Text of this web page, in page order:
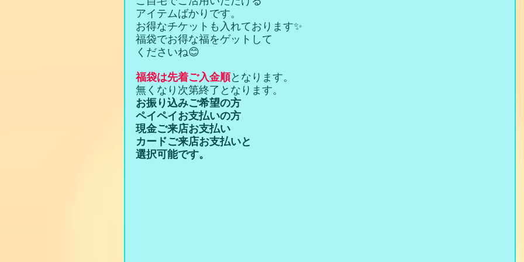
アイテムばかりです。
お得なチケットも入れております✨
福袋でお得な福をゲットして
くださいね😊
福袋は先着ご入金順となります。
無くなり次第終了となります。
お振り込みご希望の方
ペイペイお支払いの方
現金ご来店お支払い
カードご来店お支払いと
選択可能です。